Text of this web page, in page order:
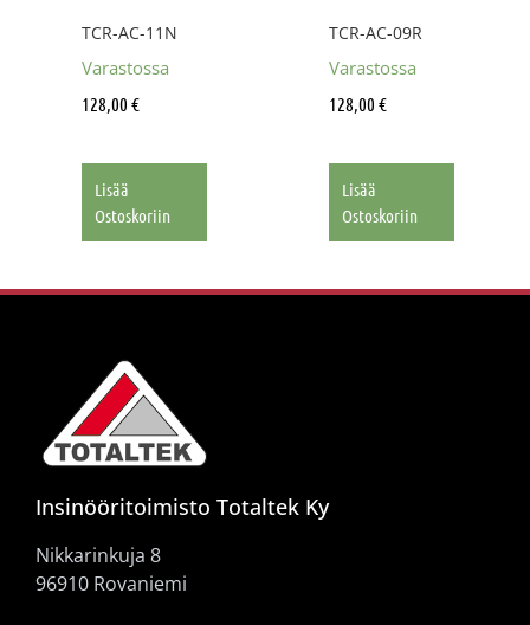
TCR-AC-11N
Varastossa
128,00 €
Lisää
Ostoskoriin
TCR-AC-09R
Varastossa
128,00 €
Lisää
Ostoskoriin
Insinööritoimisto Totaltek Ky
Nikkarinkuja 8
96910 Rovaniemi